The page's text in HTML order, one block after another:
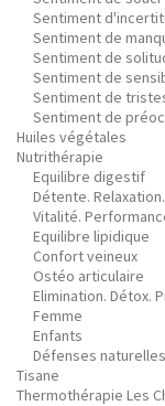
Sentiment
Sentiment de
Sentiment de
Sentiment de
Sentiment de
Sentiment de
Huiles végétales
Nutrithérapie
Equilibre digestif
Détente.
Vitalité.
Equilibre lipidique
Confort veineux
Ostéo articulaire
Elimination. Détox.
Femme
Enfants
Défenses naturelles
Tisane
Thermothérapie Les